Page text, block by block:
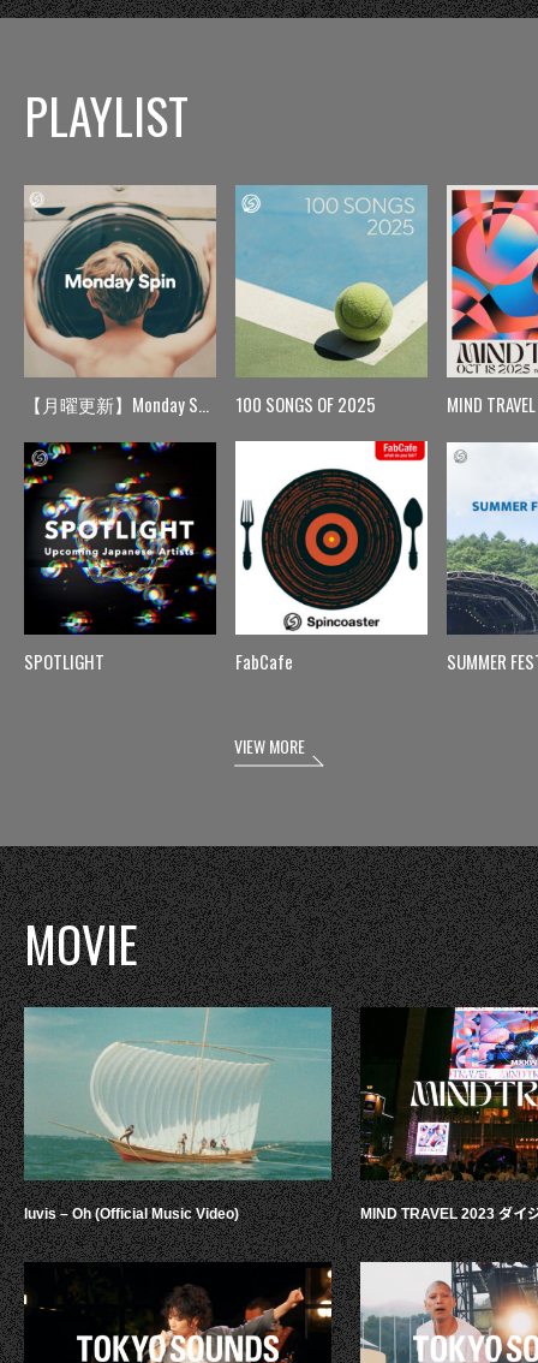
PLAYLIST
【月曜更新】Monday Spin
SPOTLIGHT
100 SONGS OF 2025
FabCafe
MIND TRAVEL
SUMMER
VIEW MORE
MOVIE
luvis – Oh (Official Music Video) MIND TRAVEL 2023 ダイ